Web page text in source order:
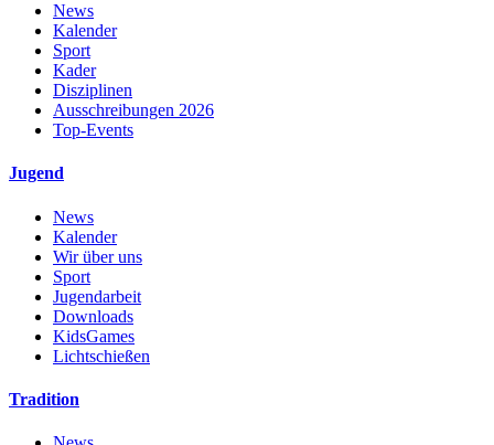
News
Kalender
Sport
Kader
Disziplinen
Ausschreibungen 2026
Top-Events
Jugend
News
Kalender
Wir über uns
Sport
Jugendarbeit
Downloads
KidsGames
Lichtschießen
Tradition